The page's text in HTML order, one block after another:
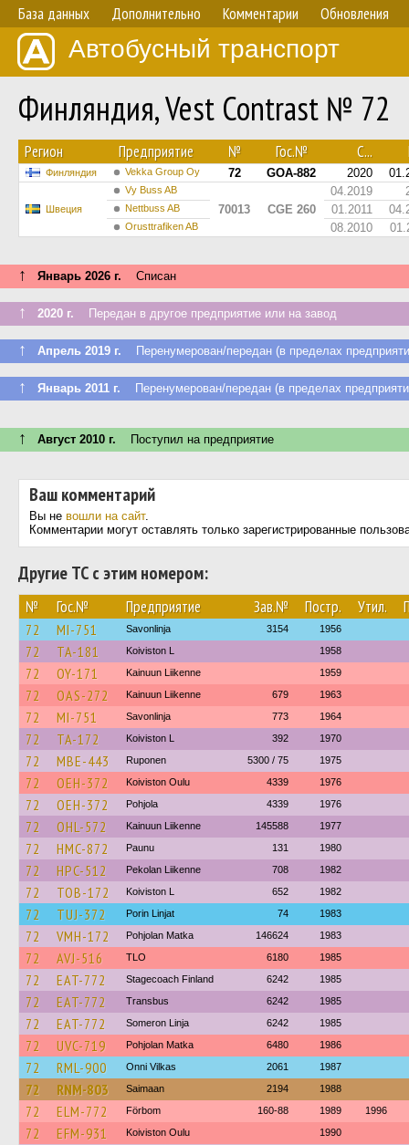
База данных Дополнительно Комментарии Обновления
Автобусный транспорт
Финляндия, Vest Contrast № 72
Регион Предприятие № Гос.№ С...
Финляндия Vekka Group Oy 72 GOA-882 2020
Швеция
Vy Buss AB
70013 CGE 260
04.2019
Nettbuss AB 01.2011
Orusttrafiken AB 08.2010
↑ Январь 2026 г. Списан
↑ 2020 г. Передан в другое предприятие или на завод
↑ Апрель 2019 г. Перенумерован/передан (в пределах
↑ Январь 2011 г. Перенумерован/передан (в пределах
↑ Август 2010 г. Поступил на предприятие
Ваш комментарий
Вы не вошли на сайт.
Комментарии могут оставлять только зарегистрированные
Другие ТС с этим номером:
№ Гос.№ Предприятие Зав.№ Постр. Утил.
72 MI-751 Savonlinja 3154 1956
72 TA-181 Koiviston L 1958
72 OY-171 Kainuun Liikenne 1959
72 OAS-272 Kainuun Liikenne 679 1963
72 MI-751 Savonlinja 773 1964
72 TA-172 Koiviston L 392 1970
72 MBE-443 Ruponen 5300 / 75 1975
72 OEH-372 Koiviston Oulu 4339 1976
72 OEH-372 Pohjola 4339 1976
72 OHL-572 Kainuun Liikenne 145588 1977
72 HMC-872 Paunu 131 1980
72 HPC-512 Pekolan Liikenne 708 1982
72 TOB-172 Koiviston L 652 1982
72 TUJ-372 Porin Linjat 74 1983
72 VMH-172 Pohjolan Matka 146624 1983
72 AVJ-516 TLO 6180 1985
72 EAT-772 Stagecoach Finland 6242 1985
72 EAT-772 Transbus 6242 1985
72 EAT-772 Someron Linja 6242 1985
72 UVC-719 Pohjolan Matka 6480 1986
72 RML-900 Onni Vilkas 2061 1987
72 RNM-803 Saimaan 2194 1988
72 ELM-772 Förbom 160-88 1989 1996
72 EFM-931 Koiviston Oulu 1990